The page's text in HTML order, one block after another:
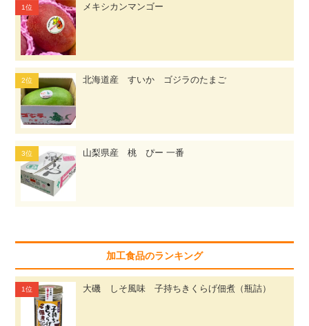
メキシカンマンゴー
北海道産 すいか ゴジラのたまご
山梨県産 桃 ぴー 一番
加工食品のランキング
大磯 しそ風味 子持ちきくらげ佃煮（瓶詰）